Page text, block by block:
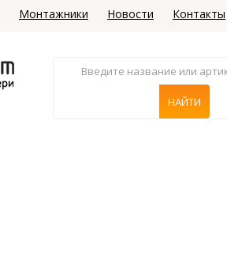
Монтажники Новости Контакты